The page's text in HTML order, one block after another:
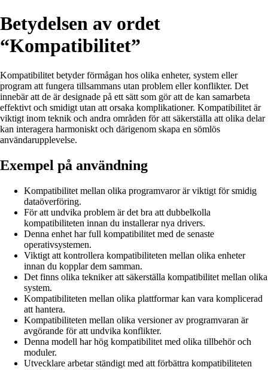
Betydelsen av ordet
“Kompatibilitet”
Kompatibilitet betyder förmågan hos olika enheter, system eller
program att fungera tillsammans utan problem eller konflikter. Det
innebär att de är designade på ett sätt som gör att de kan samarbeta
effektivt och smidigt utan att orsaka komplikationer. Kompatibilitet är
viktigt inom teknik och andra områden för att säkerställa att olika delar
kan interagera harmoniskt och därigenom skapa en sömlös
användarupplevelse.
Exempel på användning
Kompatibilitet mellan olika programvaror är viktigt för smidig
dataöverföring.
För att undvika problem är det bra att dubbelkolla
kompatibiliteten innan du installerar nya drivers.
Denna enhet har full kompatibilitet med de senaste
operativsystemen.
Viktigt att kontrollera kompatibiliteten mellan olika enheter
innan du kopplar dem samman.
Det finns olika tekniker att säkerställa kompatibilitet mellan olika
system.
Kompatibiliteten mellan olika plattformar kan vara komplicerad
att hantera.
Kompatibiliteten mellan olika versioner av programvaran är
avgörande för att undvika konflikter.
Denna modell har hög kompatibilitet med olika tillbehör och
moduler.
Utvecklare arbetar ständigt med att förbättra kompatibiliteten